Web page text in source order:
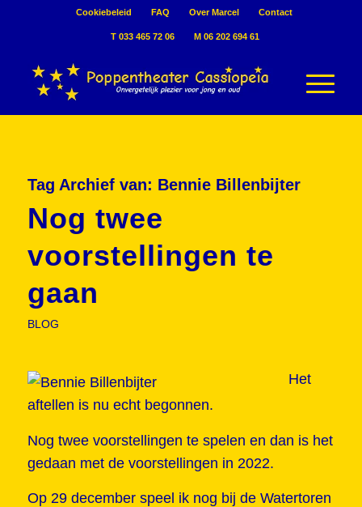
Cookiebeleid FAQ Over Marcel Contact
T 033 465 72 06 M 06 202 694 61
Tag Archief van: Bennie Billenbijter
Nog twee
voorstellingen te
gaan
BLOG
Het
aftellen is nu echt begonnen.
Nog twee voorstellingen te spelen en dan is het
gedaan met de voorstellingen in 2022.
Op 29 december speel ik nog bij de Watertoren